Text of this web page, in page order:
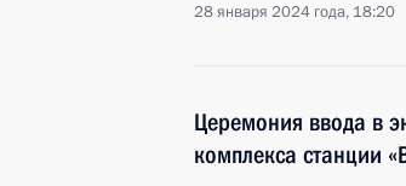
28 января 2024 года, 18:20
Церемония ввода в
комплекса станции